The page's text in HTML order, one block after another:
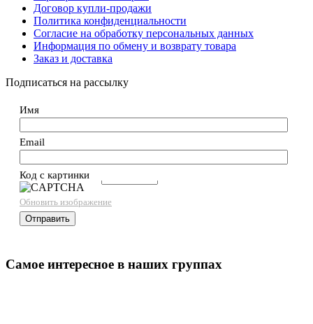
Договор купли-продажи
Политика конфиденциальности
Согласие на обработку персональных данных
Информация по обмену и возврату товара
Заказ и доставка
Подписаться на рассылку
Имя
Email
Код с картинки→
Обновить изображение
Самое интересное в наших группах